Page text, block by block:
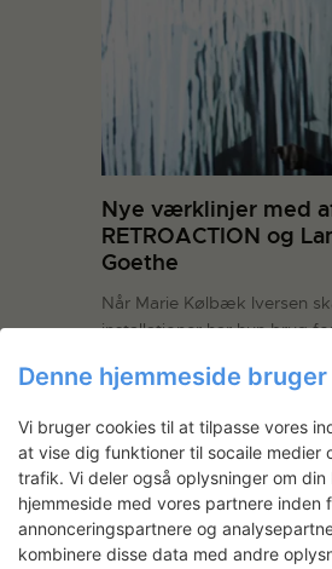
Nye værklinjer med
RETROACTION og
Goethe
Når Marie Kølbæk Iversen
installationer har hun brug
mønstre, og når vi træder
reaktion på vores
rette kameraer og
samme… Læs mere
LÆS MERE
Denne hjemmeside
Vi bruger cookies til at tilpasse vores
at vise dig funktioner til socaile medier
trafik. Vi deler også oplysninger om
hjemmeside med vores partnere inden
annonceringspartnere og
kombinere disse data med andre